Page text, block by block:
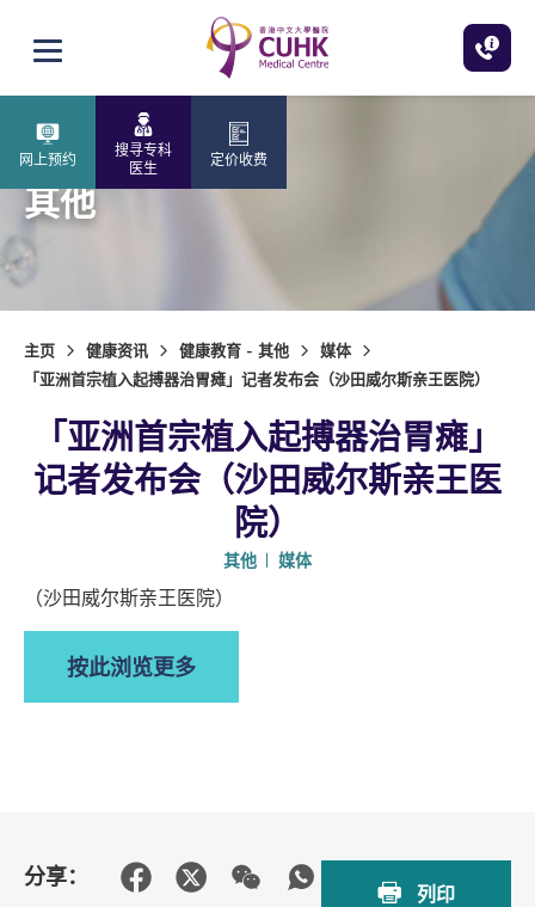
打开选单
网上预约
搜寻专科
医生
定价收费
其他
主页 健康资讯 健康教育 - 其他
媒体
「亚洲首宗植入起搏器治胃瘫」记者发布会（沙田威尔斯亲王医院）
「亚洲首宗植入起搏器治胃瘫」
记者发布会（沙田威尔斯亲王医
院）
其他 媒体
（沙田威尔斯亲王医院）
按此浏览更多
分享：
列印